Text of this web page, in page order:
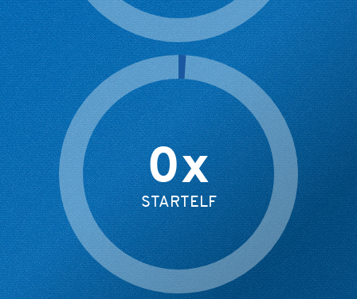
0x
STARTELF